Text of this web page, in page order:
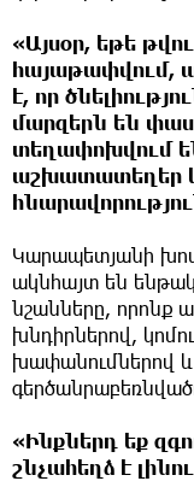
«Այսօր, եթե
հայաթափվում,
է, որ
մարզերն են
տեղափոխվում
աշխատատեղեր
Կարապետյանի
ակնհայտ են
նշանները, որոնք
խնդիրներով,
խափանումներով
«Ինքներդ եք
շնչահեղձ է